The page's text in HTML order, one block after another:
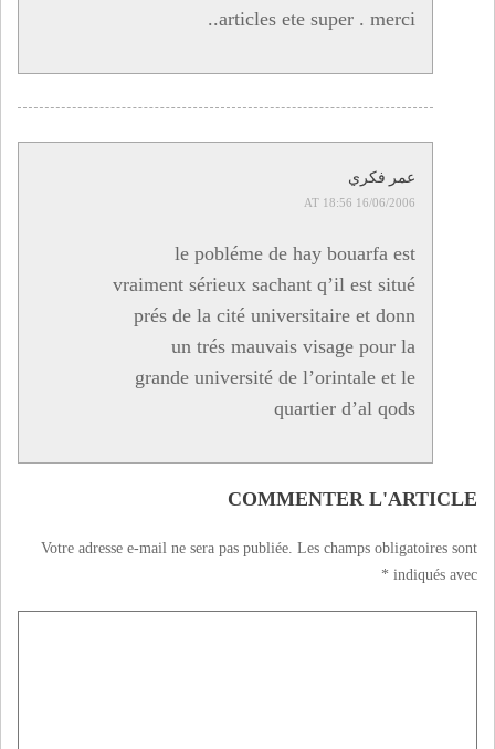
articles ete super . merci..
عمر فكري
16/06/2006 AT 18:56
le pobléme de hay bouarfa est
vraiment sérieux sachant q’il est situé
prés de la cité universitaire et donn
un trés mauvais visage pour la
grande université de l’orintale et le
quartier d’al qods
COMMENTER L'ARTICLE
Votre adresse e-mail ne sera pas publiée. Les champs obligatoires sont
indiqués avec
*